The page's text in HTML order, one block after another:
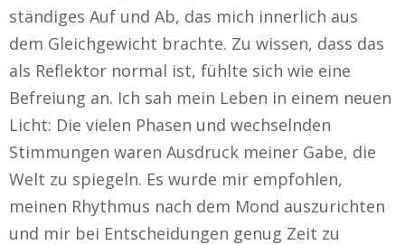
ständiges Auf und Ab, das mich innerlich aus
dem Gleichgewicht brachte. Zu wissen, dass das
als Reflektor normal ist, fühlte sich wie eine
Befreiung an. Ich sah mein Leben in einem neuen
Licht: Die vielen Phasen und wechselnden
Stimmungen waren Ausdruck meiner Gabe, die
Welt zu spiegeln. Es wurde mir empfohlen,
meinen Rhythmus nach dem Mond auszurichten
und mir bei Entscheidungen genug Zeit zu